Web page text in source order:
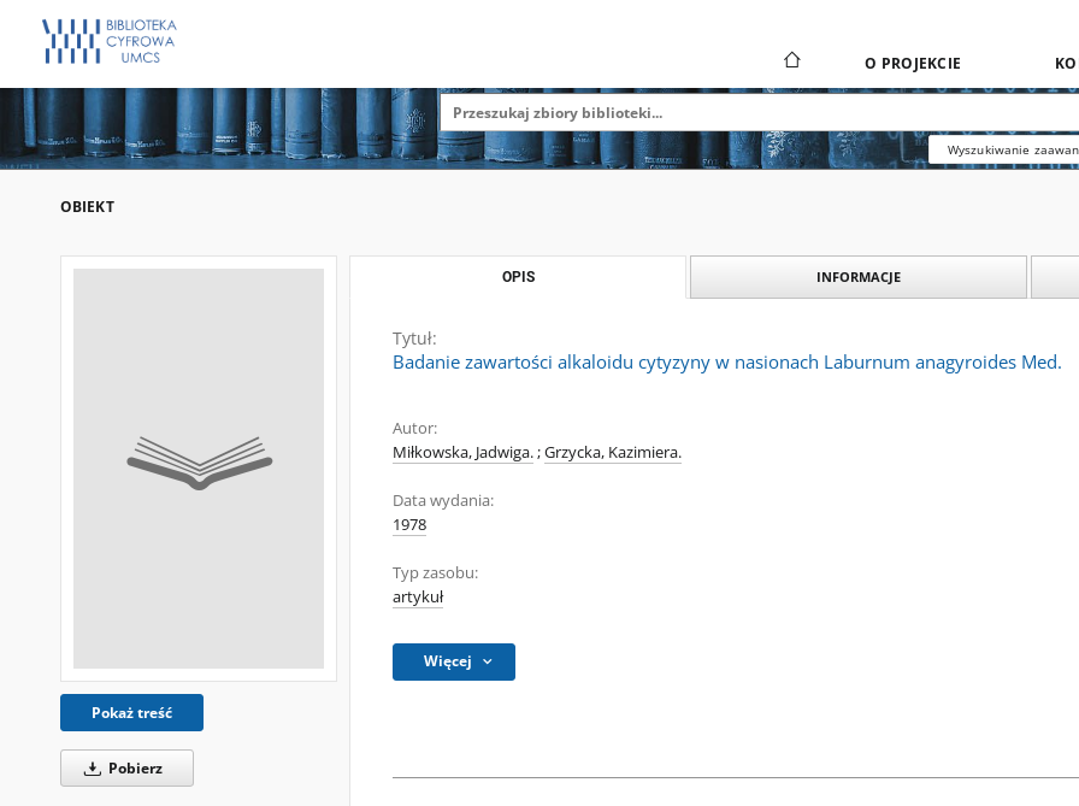
O PROJEKCIE
Wyszukiwanie
OBIEKT
Pokaż treść
Pobierz
OPIS INFORMACJE
Tytuł:
Badanie zawartości alkaloidu cytyzyny w nasionach Laburnum anagyroides Med.
Autor:
Miłkowska, Jadwiga.;Grzycka, Kazimiera.
Data wydania:
1978
Typ zasobu:
artykuł
Więcej